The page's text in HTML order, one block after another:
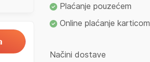
Plaćanje pouzećem
Online plaćanje karticom
Načini dostave